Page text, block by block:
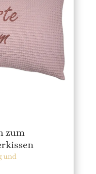
zum
und